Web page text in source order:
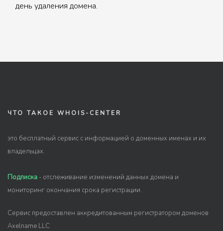
день удаления домена.
ЧТО ТАКОЕ WHOIS-CENTER
это бесплатный сервис с информацией о доменных именах и их
владельцах.
Подписка - отслеживание изменений данных домена и
мониторинг окончания срока регистрации.
Сервис предоставлен аккредитованным регистратором доменов
Axelname LLC